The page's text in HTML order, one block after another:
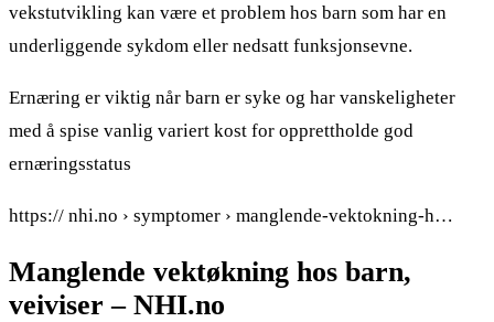
vekstutvikling kan være et problem hos barn som har en
underliggende sykdom eller nedsatt funksjonsevne.
Ernæring er viktig når barn er syke og har vanskeligheter
med å spise vanlig variert kost for opprettholde god
ernæringsstatus
https:// nhi.no › symptomer › manglende-vektokning-h…
Manglende vektøkning hos barn,
veiviser – NHI.no